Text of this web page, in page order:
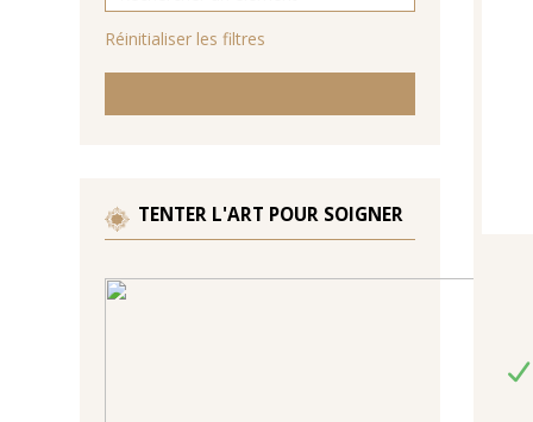
Réinitialiser les filtres
TENTER L'ART POUR SOIGNER